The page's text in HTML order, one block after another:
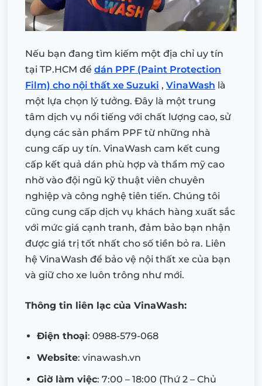
Nếu bạn đang tìm kiếm một địa chỉ uy tín
tại TP.HCM để dán PPF (Paint Protection
Film) cho nội thất xe Suzuki , VinaWash là
một lựa chọn lý tưởng. Đây là một trung
tâm dịch vụ nổi tiếng với chất lượng cao, sử
dụng các sản phẩm PPF từ những nhà
cung cấp uy tín. VinaWash cam kết cung
cấp kết quả dán phù hợp và thẩm mỹ cao
nhờ vào đội ngũ kỹ thuật viên chuyên
nghiệp và công nghệ tiên tiến. Chúng tôi
cũng cung cấp dịch vụ khách hàng xuất sắc
với mức giá cạnh tranh, đảm bảo bạn nhận
được giá trị tốt nhất cho số tiền bỏ ra. Liên
hệ VinaWash để bảo vệ nội thất xe của bạn
và giữ cho xe luôn trông như mới.
Thông tin liên lạc của VinaWash:
Điện thoại: 0988-579-068
Website: vinawash.vn
Giờ làm việc: 7:00 – 18:00 (Thứ 2 – Chủ